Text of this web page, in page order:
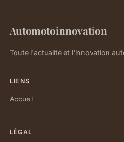
Automotoinnovation
Toute l'actualité et l'innovation
LIENS
Accueil
LÉGAL